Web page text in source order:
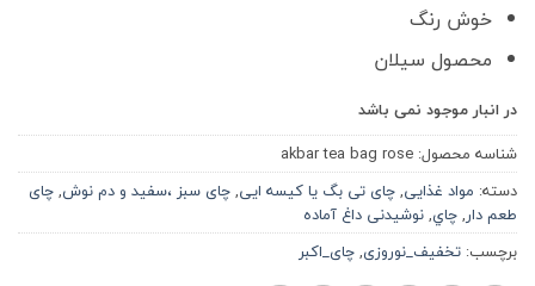
خوش رنگ
محصول سیلان
در انبار موجود نمی باشد
شناسه محصول: akbar tea bag rose
دسته: مواد غذایی,چای تی بگ یا کیسه ایی,چای سبز ،سفید و دم نوش,چای
طعم دار,چاي,نوشیدنی داغ آماده
برچسب: تخفیف_نوروزی,چای_اکبر